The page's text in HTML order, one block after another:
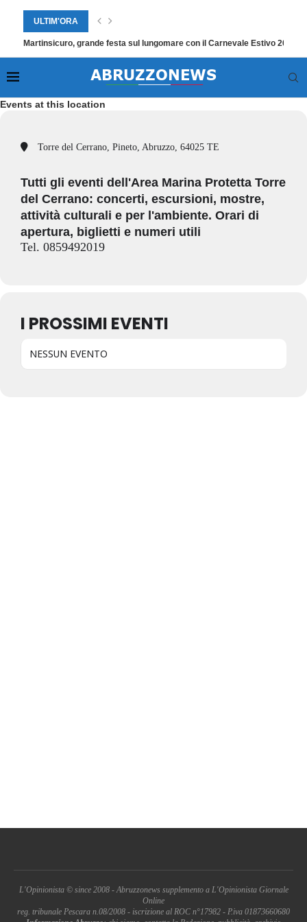
ULTIM'ORA
Martinsicuro, grande festa sul lungomare con il Carnevale Estivo 2026
Events at this location
Torre del Cerrano, Pineto, Abruzzo, 64025 TE
Tutti gli eventi dell'Area Marina Protetta Torre
del Cerrano: concerti, escursioni, mostre,
attività culturali e per l'ambiente. Orari di
apertura, biglietti e numeri utili
Tel. 0859492019
I PROSSIMI EVENTI
NESSUN EVENTO
L'Opinionista © since 2008 - Abruzzonews supplemento a L'Opinionista Giornale
Online
reg. tribunale Pescara n.08/2008 - iscrizione al ROC n°17982 - P.iva 01873660680